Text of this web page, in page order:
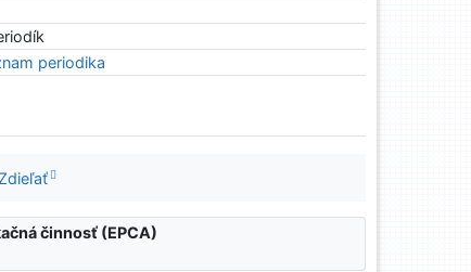
periodika
činnosť (EPCA)